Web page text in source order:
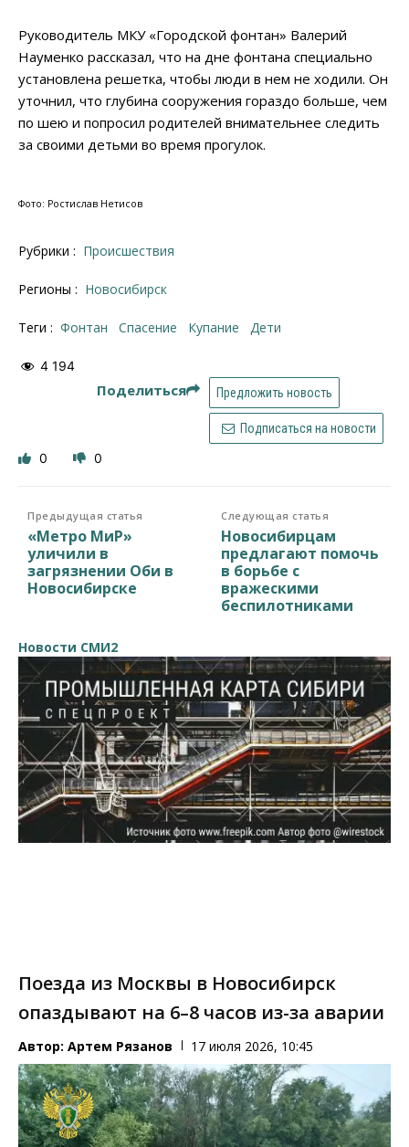
Руководитель МКУ «Городской фонтан» Валерий
Науменко рассказал, что на дне фонтана специально
установлена решетка, чтобы люди в нем не ходили. Он
уточнил, что глубина сооружения гораздо больше, чем
по шею и попросил родителей внимательнее следить
за своими детьми во время прогулок.
Фото: Ростислав Нетисов
Рубрики : Происшествия
Регионы : Новосибирск
Теги : фонтан спасение купание дети
4 194
Поделиться Предложить новость
Подписаться на новости
0 0
Предыдущая статья
«Метро МиР»
уличили в
загрязнении Оби в
Новосибирске
Следующая статья
Новосибирцам
предлагают помочь
в борьбе с
вражескими
беспилотниками
Новости СМИ2
Поезда из Москвы в Новосибирск
опаздывают на 6–8 часов из-за аварии
Автор: Артем Рязанов 17 июля 2026, 10:45